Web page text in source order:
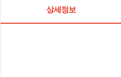
상세정보